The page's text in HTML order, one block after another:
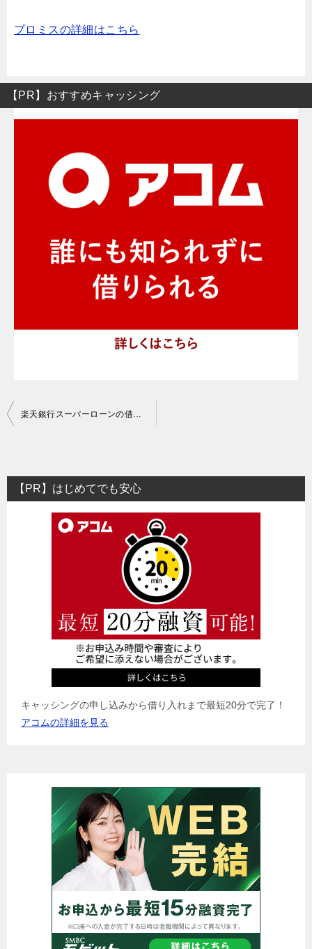
プロミスの詳細はこちら
【PR】おすすめキャッシング
投
ビ
ゲ
楽天銀行スーパーローンの借入方法は？振込時間や受付期間、借入の手順は？
【PR】はじめてでも安心
キャッシングの申し込みから借り入れまで最短20分で完了！
アコムの詳細を見る